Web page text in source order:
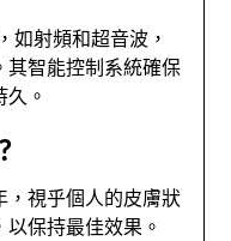
如射頻和超音波，
其智能控制系統確保
。
，視乎個人的皮膚狀
保持最佳效果。